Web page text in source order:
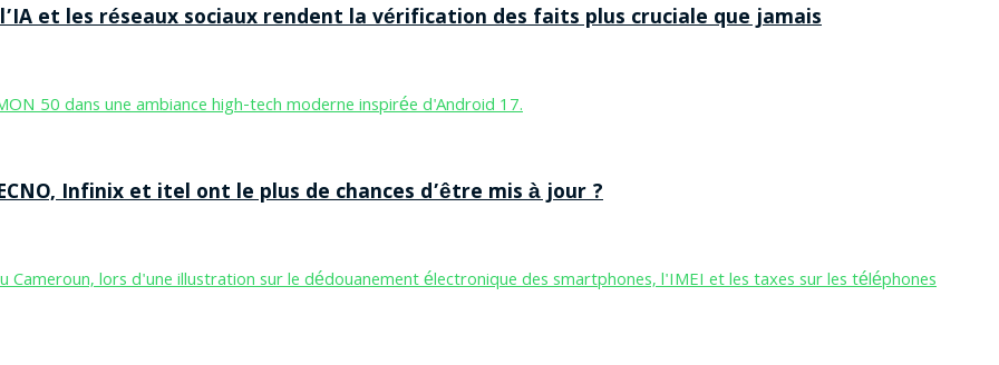
et les réseaux sociaux rendent la vérification des faits plus cruciale que jamais
Infinix et itel ont le plus de chances d’être mis à jour ?